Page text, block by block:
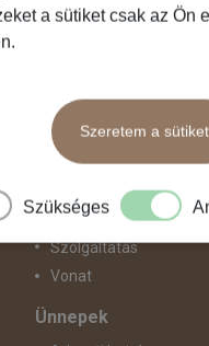
Busszal
Fly & Drive
Hajó
repülő+busz
repülő+hajó
Repülővel
Szolgáltatás
Vonat
Ünnepek
a sütiket csak az
Szeretem a sütiket
Szükséges